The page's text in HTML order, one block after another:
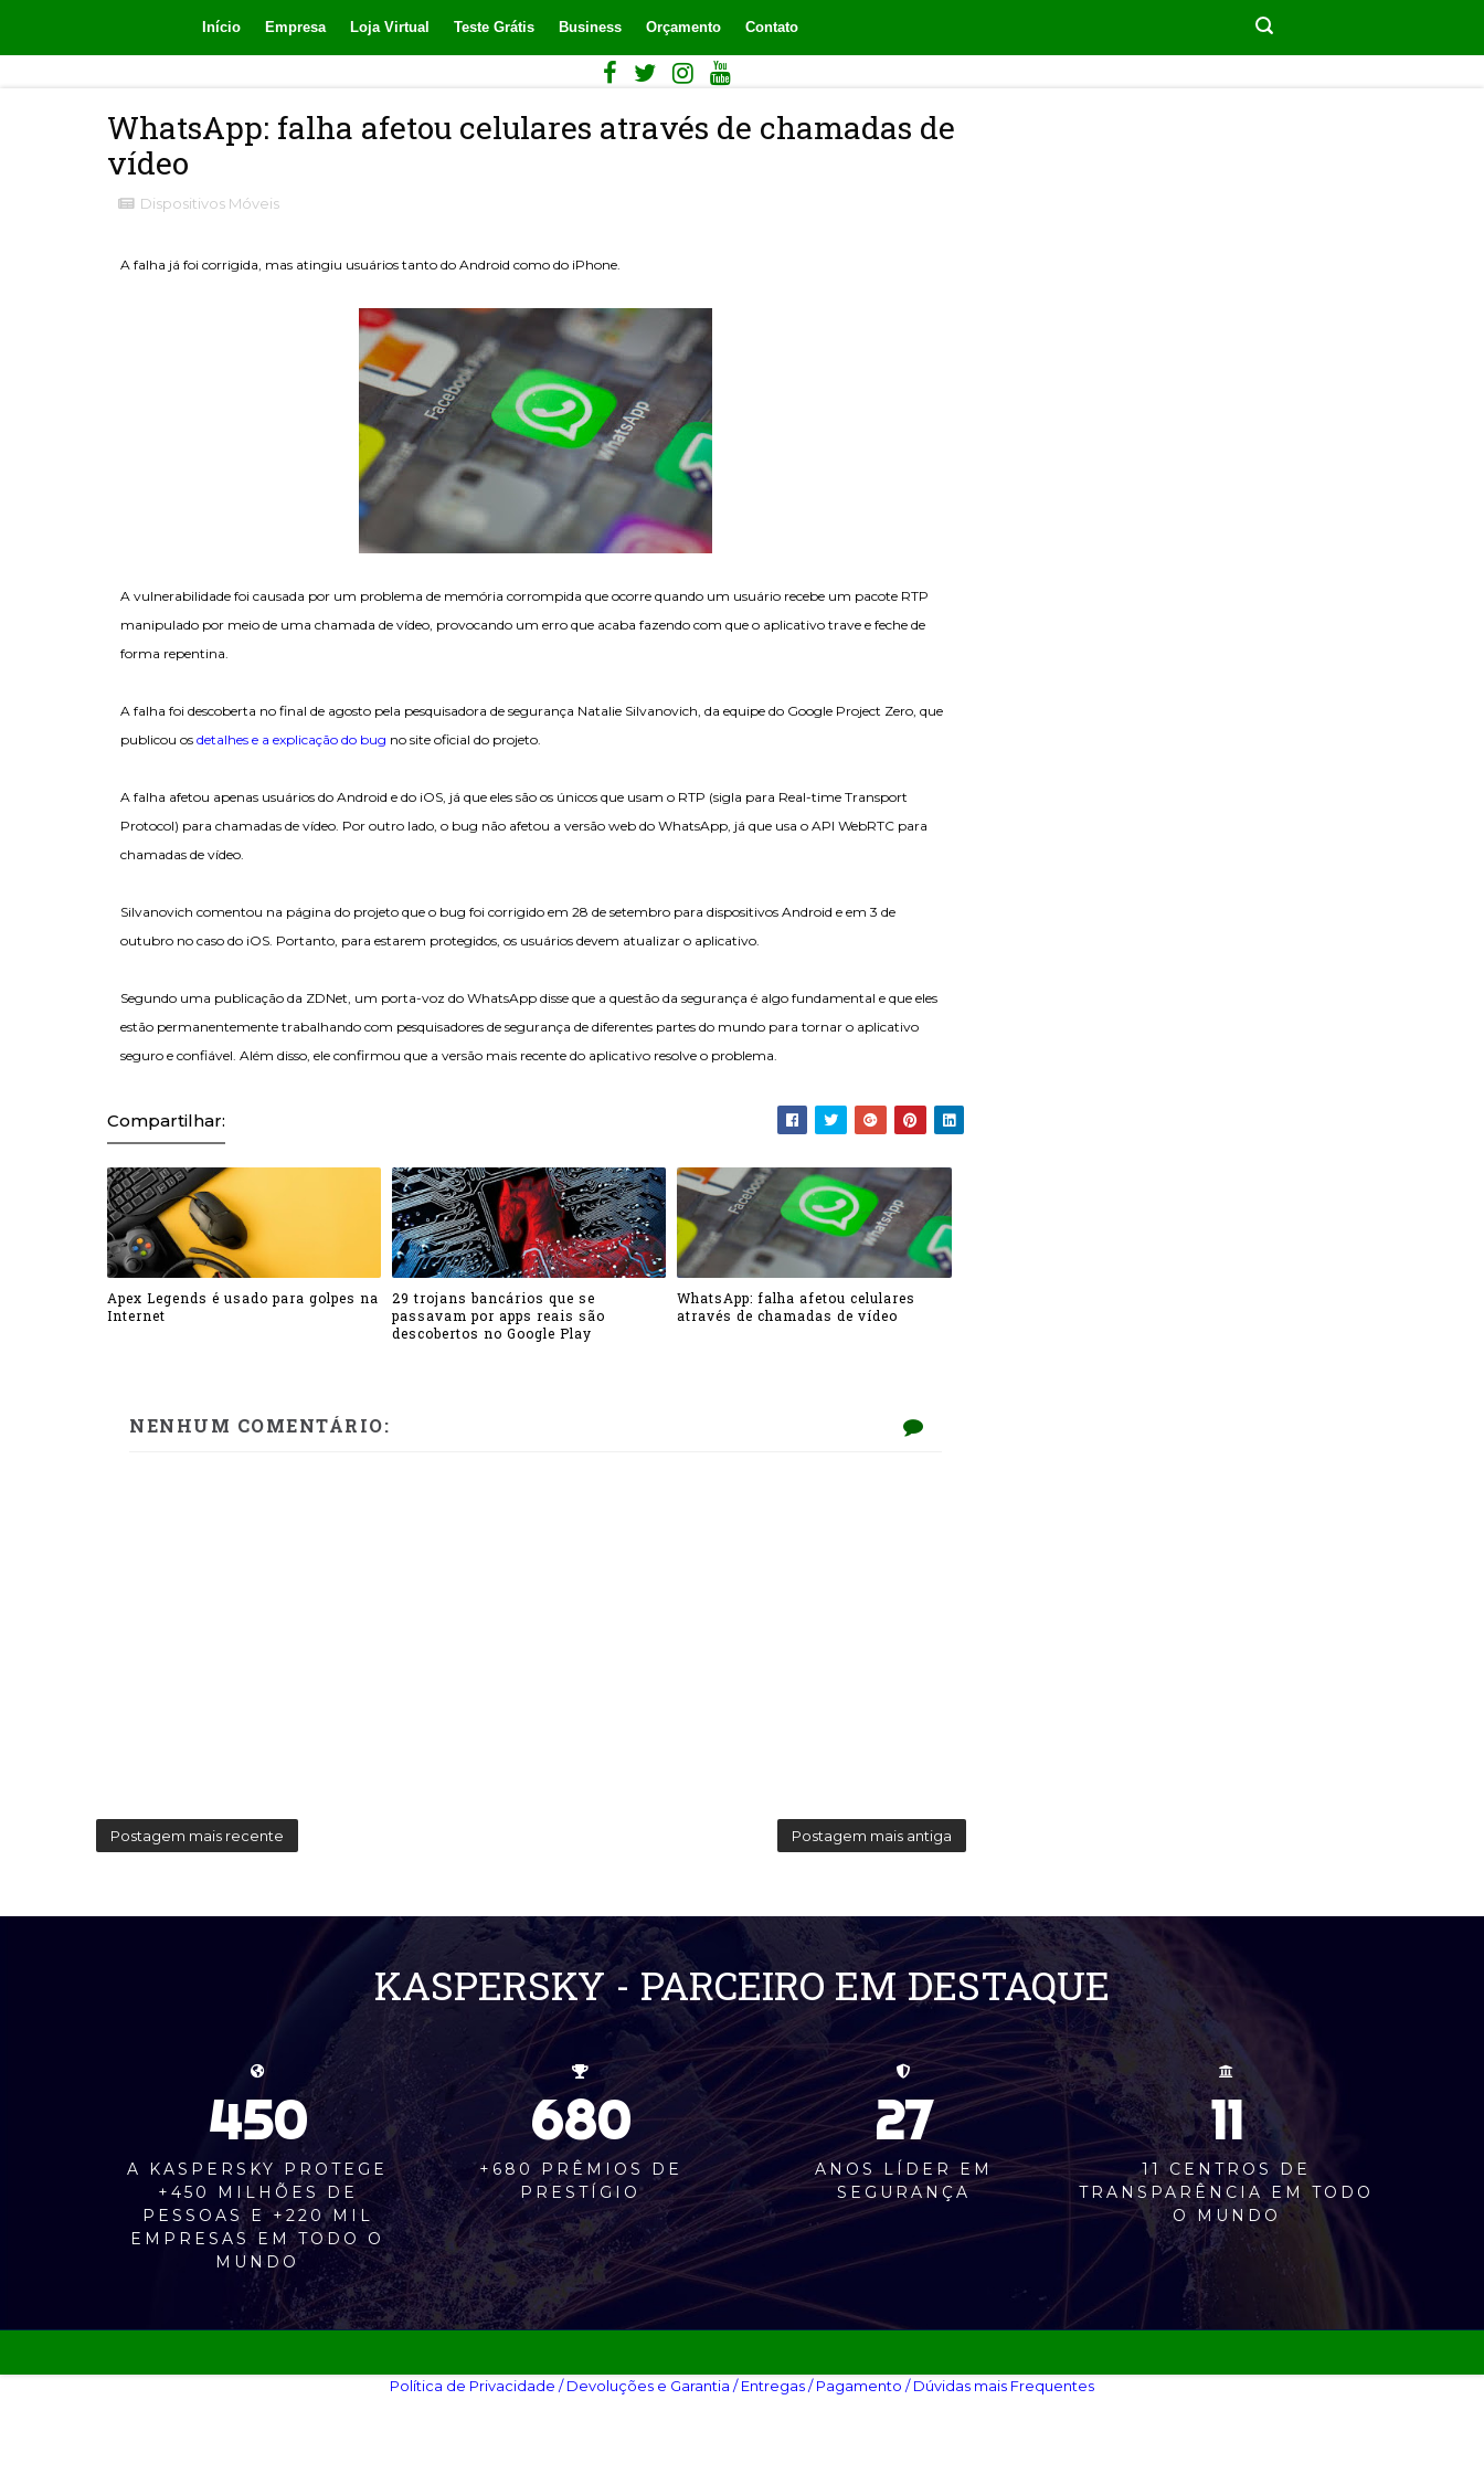
Início Empresa Loja Virtual Teste Grátis Business Orçamento Contato
WhatsApp: falha afetou celulares através de chamadas de
vídeo
Dispositivos Móveis
A falha já foi corrigida, mas atingiu usuários tanto do Android como do iPhone.
A vulnerabilidade foi causada por um problema de memória corrompida que ocorre quando um usuário recebe um pacote RTP
manipulado por meio de uma chamada de vídeo, provocando um erro que acaba fazendo com que o aplicativo trave e feche de
forma repentina.
A falha foi descoberta no final de agosto pela pesquisadora de segurança Natalie Silvanovich, da equipe do Google Project Zero, que
publicou os detalhes e a explicação do bug no site oficial do projeto.
A falha afetou apenas usuários do Android e do iOS, já que eles são os únicos que usam o RTP (sigla para Real-time Transport
Protocol) para chamadas de vídeo. Por outro lado, o bug não afetou a versão web do WhatsApp, já que usa o API WebRTC para
chamadas de vídeo.
Silvanovich comentou na página do projeto que o bug foi corrigido em 28 de setembro para dispositivos Android e em 3 de
outubro no caso do iOS. Portanto, para estarem protegidos, os usuários devem atualizar o aplicativo.
Segundo uma publicação da ZDNet, um porta-voz do WhatsApp disse que a questão da segurança é algo fundamental e que eles
estão permanentemente trabalhando com pesquisadores de segurança de diferentes partes do mundo para tornar o aplicativo
seguro e confiável. Além disso, ele confirmou que a versão mais recente do aplicativo resolve o problema.
Compartilhar:
Apex Legends é usado para golpes na
Internet
29 trojans bancários que se
passavam por apps reais são
descobertos no Google Play
WhatsApp: falha afetou celulares
através de chamadas de vídeo
NENHUM COMENTÁRIO:
Postagem mais recente Postagem mais antiga
KASPERSKY - PARCEIRO EM DESTAQUE
450
A KASPERSKY PROTEGE
+450 MILHÕES DE
PESSOAS E +220 MIL
EMPRESAS EM TODO O
MUNDO
680
+680 PRÊMIOS DE
PRESTÍGIO
27
ANOS LÍDER EM
SEGURANÇA
11
11 CENTROS DE
TRANSPARÊNCIA EM TODO
O MUNDO
Política de Privacidade‎ / Devoluções e Garantia‎ / Entregas‎/ Pagamento‎ / Dúvidas mais Frequentes‎